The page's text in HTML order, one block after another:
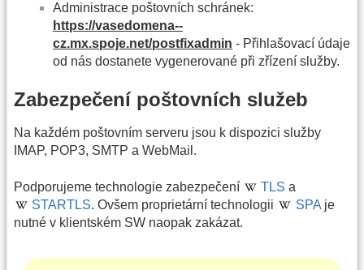
Administrace poštovních schránek:
https://vasedomena--
cz.mx.spoje.net/postfixadmin - Přihlašovací údaje
od nás dostanete vygenerované při zřízení služby.
Zabezpečení poštovních služeb
Na každém poštovním serveru jsou k dispozici služby
IMAP, POP3, SMTP a WebMail.
Podporujeme technologie zabezpečení TLS a
STARTLS. Ovšem proprietární technologii SPAje
nutné v klientském SW naopak zakázat.